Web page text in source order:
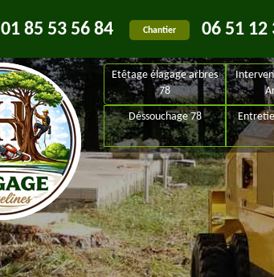
01 85 53 56 84 Chantier 06 51 12
Etêtage élagage arbres
78
Déssouchage 78